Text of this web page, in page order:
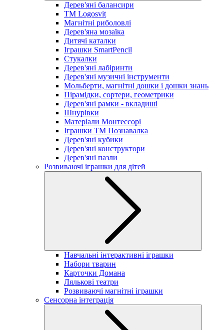
Дерев'яні балансири
TM Logosvit
Магнітні риболовлі
Дерев'яна мозаїка
Дитячі каталки
Іграшки SmartPencil
Стукалки
Дерев'яні лабіринти
Дерев'яні музичні інструменти
Мольберти, магнітні дошки і дошки знань
Пірамідки, сортери, геометрики
Дерев'яні рамки - вкладиші
Шнурівки
Матеріали Монтессорі
Іграшки ТМ Познавалка
Дерев'яні кубики
Дерев'яні конструктори
Дерев'яні пазли
Розвиваючі іграшки для дітей
Навчальні інтерактивні іграшки
Набори тварин
Карточки Домана
Лялькові театри
Розвиваючі магнітні іграшки
Сенсорна інтеграція